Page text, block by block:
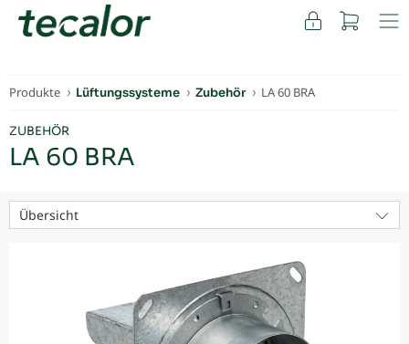
FACHKUNDEN
Produkte Lüftungssysteme Zubehör LA 60 BRA
ZUBEHÖR
LA 60 BRA
Übersicht